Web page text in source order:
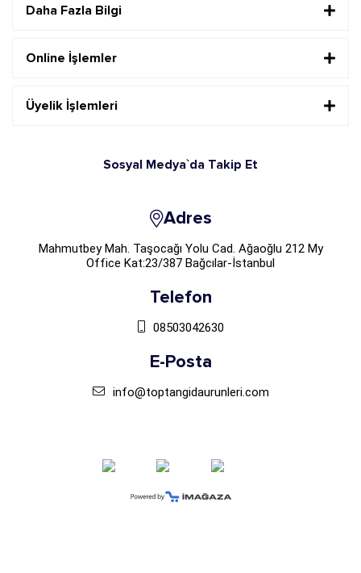
Daha Fazla Bilgi
Online İşlemler
Üyelik İşlemleri
Sosyal Medya`da Takip Et
Adres
Mahmutbey Mah. Taşocağı Yolu Cad. Ağaoğlu 212 My
Office Kat:23/387 Bağcılar-İstanbul
Telefon
08503042630
E-Posta
info@toptangidaurunleri.com